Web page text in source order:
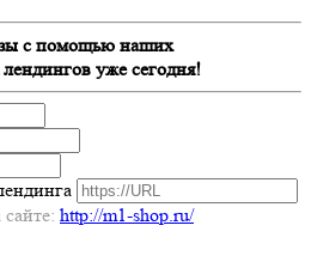
с помощью наших
уже сегодня!
http://m1-shop.ru/